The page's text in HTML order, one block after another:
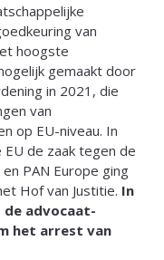
van
hoogste
gemaakt door
in 2021, die
van
op EU-niveau. In
de zaak tegen de
PAN Europe ging
Hof van Justitie. In
de advocaat-
het arrest van